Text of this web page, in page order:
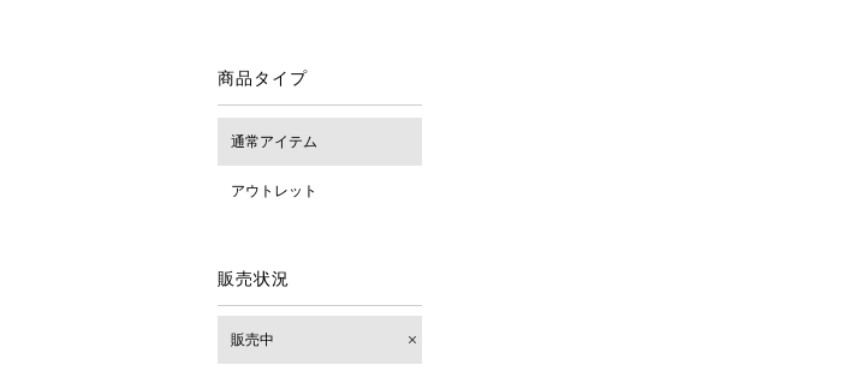
商品タイプ
通常アイテム
アウトレット
販売状況
販売中